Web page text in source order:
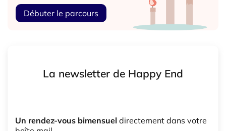
Débuter le parcours
La newsletter de Happy End
Un rendez-vous bimensuel directement dans votre